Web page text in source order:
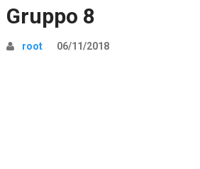
Gruppo 8
root 06/11/2018